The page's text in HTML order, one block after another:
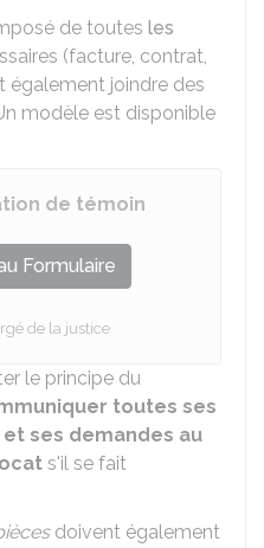
de toutes les
(facture, contrat,
également joindre des
modèle est disponible
de témoin
Formulaire
de la justice
le principe du
toutes ses
ses demandes au
s'il se fait
doivent également